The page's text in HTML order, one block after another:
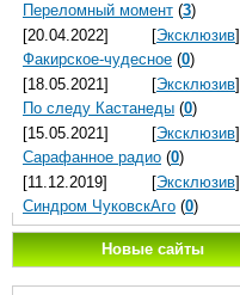
Переломный момент (3)
[20.04.2022]
[Эксклюзив]
Факирское-чудесное (0)
[18.05.2021]
[Эксклюзив]
По следу Кастанеды (0)
[15.05.2021]
[Эксклюзив]
Сарафанное радио (0)
[11.12.2019]
[Эксклюзив]
Синдром ЧуковскАго (0)
Новые сайты